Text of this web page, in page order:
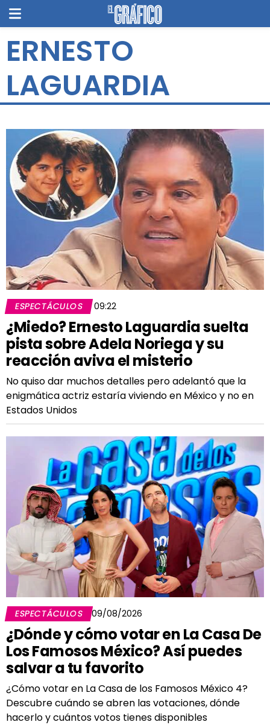
ERNESTO
LAGUARDIA
ESPECTÁCULOS 09:22
¿Miedo? Ernesto Laguardia suelta
pista sobre Adela Noriega y su
reacción aviva el misterio
No quiso dar muchos detalles pero adelantó que la
enigmática actriz estaría viviendo en México y no en
Estados Unidos
ESPECTÁCULOS 09/08/2026
¿Dónde y cómo votar en La Casa De
Los Famosos México? Así puedes
salvar a tu favorito
¿Cómo votar en La Casa de los Famosos México 4?
Descubre cuándo se abren las votaciones, dónde
hacerlo y cuántos votos tienes disponibles